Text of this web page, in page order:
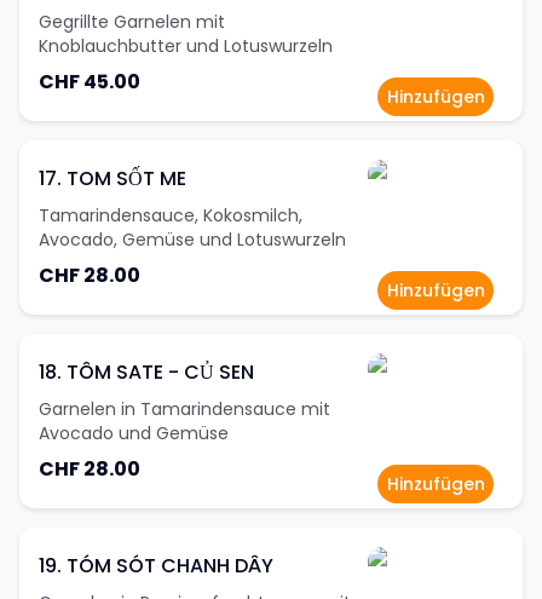
Gegrillte Garnelen mit
Knoblauchbutter und Lotuswurzeln
CHF 45.00
Hinzufügen
17. TOM SỐT ME
Tamarindensauce, Kokosmilch,
Avocado, Gemüse und Lotuswurzeln
CHF 28.00
Hinzufügen
18. TÔM SATE - CỦ SEN
Garnelen in Tamarindensauce mit
Avocado und Gemüse
CHF 28.00
Hinzufügen
19. TÓM SÓT CHANH DÂY